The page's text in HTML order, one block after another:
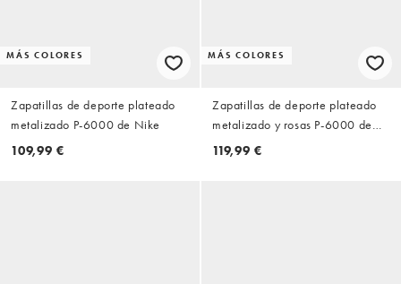
MÁS COLORES
Zapatillas de deporte plateado
metalizado P-6000 de Nike
109,99 €
MÁS COLORES
Zapatillas de deporte plateado
metalizado y rosas P-6000 de
Nike
119,99 €